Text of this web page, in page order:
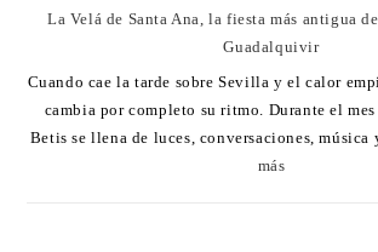
La Velá de Santa Ana, la fiesta más antigua
Guadalquivir
Cuando cae la tarde sobre Sevilla y el calor
cambia por completo su ritmo. Durante el
Betis se llena de luces, conversaciones, música
más